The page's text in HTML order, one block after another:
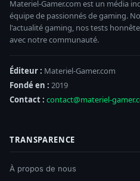
Materiel-Gamer.com est un média
équipe de passionnés de gaming.
l'actualité gaming, nos tests
avec notre communauté.
Éditeur : Materiel-Gamer.com
Fondé en : 2019
Contact : contact@materiel-
TRANSPARENCE
À propos de nous